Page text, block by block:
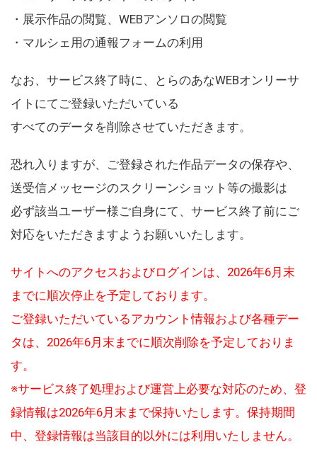
・展示作品の閲覧、WEBアンソロの閲覧
・マルシェ用の通報フォームの利用
なお、サービス終了時に、とらのあなWEBオンリーサ
イトにてご登録いただいている
すべてのデータを削除させていただきます。
恐れ入りますが、ご登録された作品データの保存や、
送受信メッセージのスクリーンショット等の撮影は
必ず該当ユーザー様ご自身にて、サービス終了前にご
対応をいただきますようお願いいたします。
サイトへのアクセスおよびログインは、2026年6月末
までに順次停止を予定しております。
ご登録いただいているアカウント情報および各種デー
タは、2026年6月末までに順次削除を予定しておりま
す。
※サービス終了処理および運営上必要な対応のため、登
録情報は2026年6月末まで保持いたします。保持期間
中、登録情報は当該目的以外には利用いたしません。